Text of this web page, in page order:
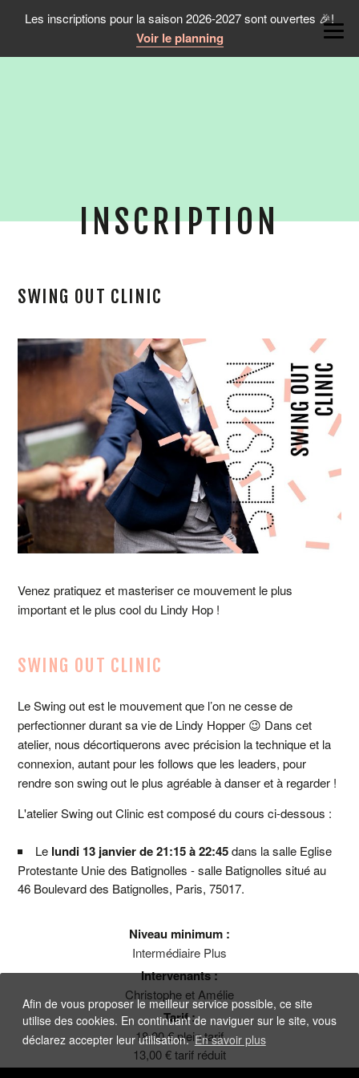
Afin de vous proposer le meilleur service possible, ce site
utilise des cookies. En continuant de naviguer sur le site, vous
déclarez accepter leur utilisation. En savoir plus
Les inscriptions pour la saison 2026-2027 sont ouvertes 🎉!
Voir le planning
INSCRIPTION
SWING OUT CLINIC
Venez pratiquez et masteriser ce mouvement le plus
important et le plus cool du Lindy Hop !
SWING OUT CLINIC
Le Swing out est le mouvement que l’on ne cesse de
perfectionner durant sa vie de Lindy Hopper 😉 Dans cet
atelier, nous décortiquerons avec précision la technique et la
connexion, autant pour les follows que les leaders, pour
rendre son swing out le plus agréable à danser et à regarder !
L'atelier Swing out Clinic est composé du cours ci-dessous :
Le lundi 13 janvier de 21:15 à 22:45dans la salle Eglise
Protestante Unie des Batignolles - salle Batignolles situé au
46 Boulevard des Batignolles, Paris, 75017.
Niveau minimum :
Intermédiaire Plus
Intervenants :
Christophe et Amélie
Tarif :
18,00 € plein tarif
13,00 € tarif réduit